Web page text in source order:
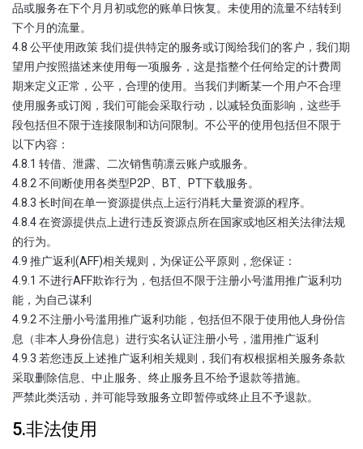
品或服务在下个月月初或您的账单日恢复。未使用的流量不结转到
下个月的流量。
4.8 公平使用政策 我们提供特定的服务或订阅给我们的客户，我们期
望用户按照描述来使用每一项服务，这是指整个任何给定的计费周
期来定义正常，公平，合理的使用。当我们判断某一个用户不合理
使用服务或订阅，我们可能会采取行动，以减轻负面影响，这些手
段包括但不限于连接限制和访问限制。不公平的使用包括但不限于
以下内容：
4.8.1 转借、泄露、二次销售萌凛云账户或服务。
4.8.2 不间断使用各类型P2P、BT、PT下载服务。
4.8.3 长时间在单一资源提供点上运行消耗大量资源的程序。
4.8.4 在资源提供点上进行违反资源点所在国家或地区相关法律法规
的行为。
4.9 推广返利(AFF)相关规则，为保证公平原则，您保证：
4.9.1 不进行AFF欺诈行为，包括但不限于注册小号滥用推广返利功
能，为自己谋利
4.9.2 不注册小号滥用推广返利功能，包括但不限于使用他人身份信
息（非本人身份信息）进行实名认证注册小号，滥用推广返利
4.9.3 若您违反上述推广返利相关规则，我们有权根据相关服务条款
采取删除信息、中止服务、终止服务且不给予退款等措施。
严禁此类活动，并可能导致服务立即暂停或终止且不予退款。
5.非法使用